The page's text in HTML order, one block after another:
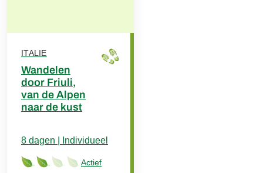
ITALIE
Wandelen
door Friuli,
van de Alpen
naar de kust
Actief
8 dagen | Individueel